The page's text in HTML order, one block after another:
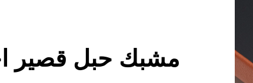
مشبك حبل قصير